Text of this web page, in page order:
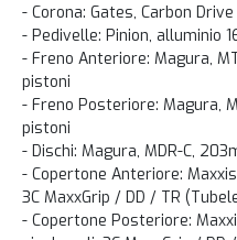
- Corona: Gates, Carbon
- Pedivelle: Pinion, alluminio
- Freno Anteriore: Magura,
pistoni
- Freno Posteriore: Magura,
pistoni
- Dischi: Magura, MDR-C,
- Copertone Anteriore:
3C MaxxGrip / DD / TR
- Copertone Posteriore: